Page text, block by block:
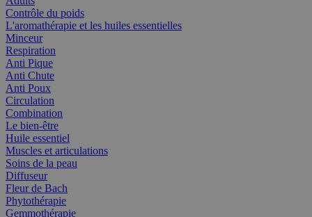
Contrôle du poids
L'aromathérapie et les huiles essentielles
Minceur
Respiration
Anti Pique
Anti Chute
Anti Poux
Circulation
Combination
Le bien-être
Huile essentiel
Muscles et articulations
Soins de la peau
Diffuseur
Fleur de Bach
Phytothérapie
Gemmothérapie